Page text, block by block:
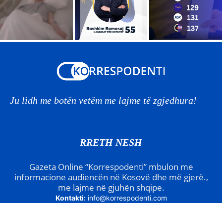
Ju lidh me botën vetëm me lajme të zgjedhura!
RRETH NESH
Gazeta Online “Korrespodenti” mbulon me
informacione audiencën në Kosovë dhe më gjerë.,
me lajme në gjuhën shqipe.
Kontakti: info@korrespodenti.com